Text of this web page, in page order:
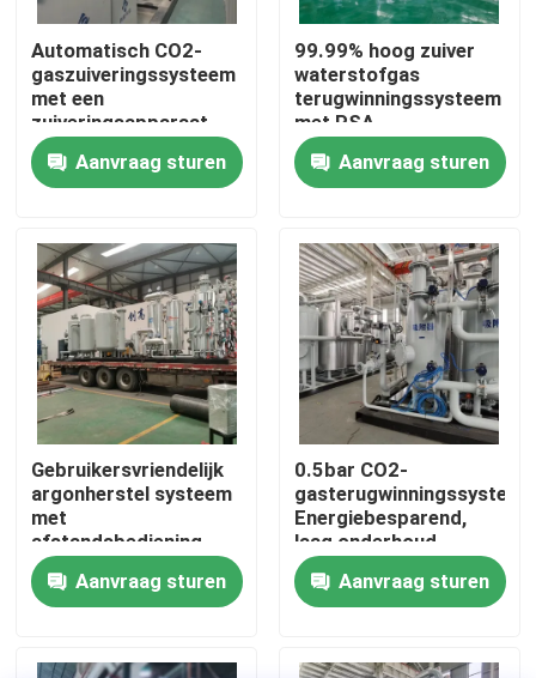
Producten
Over ons
Kwaliteitscontrole
Neem contact met ons op
Nieuws
Vraag een offerte
PSA stikstofgasgeneratoren
De Generator van de hoge Zuiverheidsstikstof
Automatisch CO2-
gaszuiveringssysteem
met een
zuiveringsapparaat
van 99,99% zuiverheid
Aanvraag sturen
99.99% hoog zuiver
waterstofgas
terugwinningssysteem
met PSA-
zuiveringssysteem
Aanvraag sturen
Gebruikersvriendelijk
argonherstel systeem
met
afstandsbediening
Aanvraag sturen
0.5bar CO2-
gasterugwinningssysteem
Energiebesparend,
laag onderhoud
Aanvraag sturen